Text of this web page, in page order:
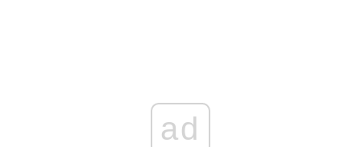
ad